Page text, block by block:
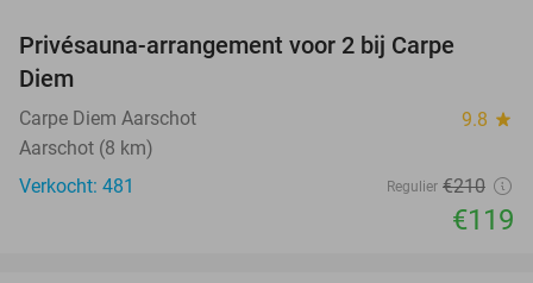
Privésauna-arrangement voor 2 bij Carpe
Diem
Carpe Diem Aarschot 9.8 star
Aarschot (8 km)
Verkocht: 481
Regulier €210
€119